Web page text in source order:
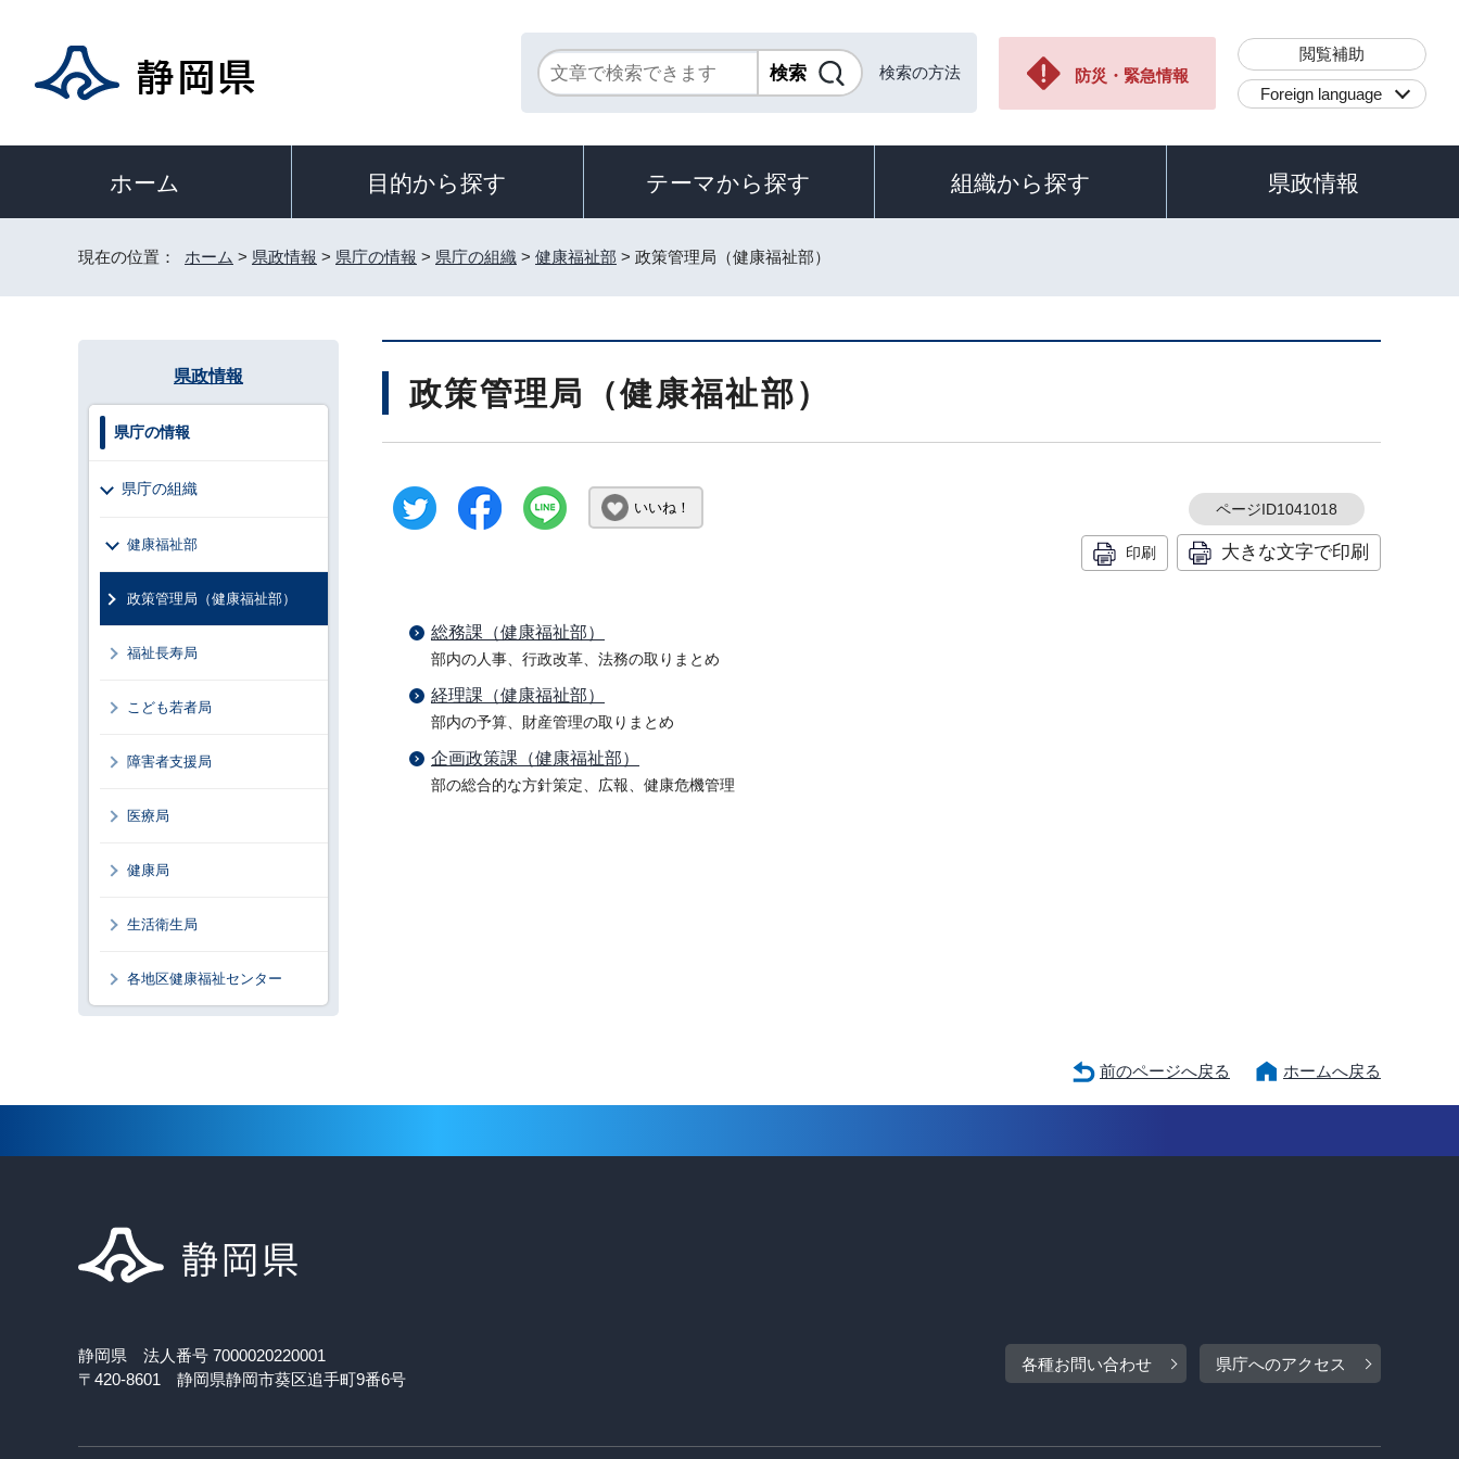
検索の方法 防災・緊急情報
閲覧補助
Foreign language
ホーム 目的から探す テーマから探す 組織から探す 県政情報
現在の位置： ホーム > 県政情報 > 県庁の情報 > 県庁の組織 > 健康福祉部 > 政策管理局（健康福祉部）
政策管理局（健康福祉部）
いいね！ ページID1041018
印刷 大きな文字で印刷
総務課（健康福祉部）
部内の人事、行政改革、法務の取りまとめ
経理課（健康福祉部）
部内の予算、財産管理の取りまとめ
企画政策課（健康福祉部）
部の総合的な方針策定、広報、健康危機管理
県政情報
県庁の情報
県庁の組織
健康福祉部
政策管理局（健康福祉部）
福祉長寿局
こども若者局
障害者支援局
医療局
健康局
生活衛生局
各地区健康福祉センター
前のページへ戻る ホームへ戻る
静岡県 法人番号 7000020220001
〒420-8601 静岡県静岡市葵区追手町9番6号
各種お問い合わせ 県庁へのアクセス